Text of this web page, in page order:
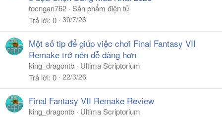
tocngan762
Sản phẩm điện tử
Trả lời 0 30/7/26
Một số tip để giúp việc chơi Final Fantasy VII
Remake trở nên dễ dàng hơn
king_dragontb
Ultima Scriptorium
Trả lời 0 22/3/26
Final Fantasy VII Remake Review
king_dragontb
Ultima Scriptorium